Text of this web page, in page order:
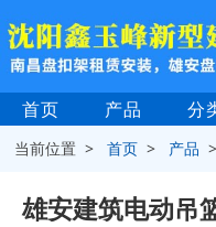
首页 产品 分
当前位置 >首页 > 产品
雄安建筑电动吊